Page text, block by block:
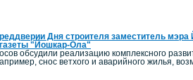
Дня строителя заместитель
"Йошкар-Ола"
обсудили реализацию комплексного
снос ветхого и аварийного жилья,